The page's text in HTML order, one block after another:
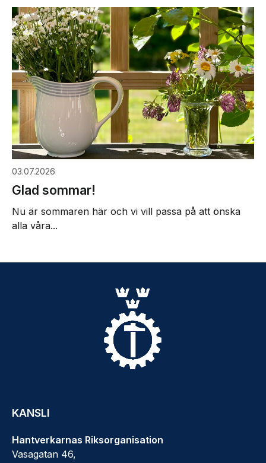
03.07.2026
Glad sommar!
Nu är sommaren här och vi vill passa på att önska
alla våra...
KANSLI
Hantverkarnas Riksorganisation
Vasagatan 46,